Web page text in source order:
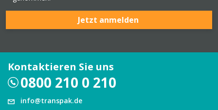
Jetzt anmelden
Kontaktieren Sie uns
0800 210 0 210
info@transpak.de